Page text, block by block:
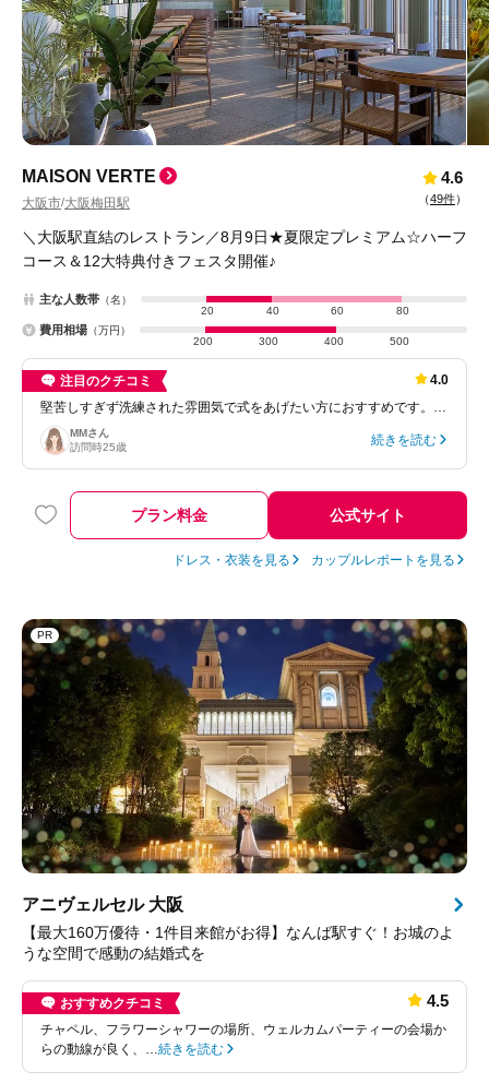
MAISON VERTE
大阪市/大阪梅田駅
4.6
（49件）
＼大阪駅直結のレストラン／8月9日★夏限定プレミアム☆ハーフ
コース＆12大特典付きフェスタ開催♪
主な人数帯 （名）
20
40 60 80
費用相場 （万円）
200
300 400 500
注目のクチコミ
4.0
堅苦しすぎず洗練された雰囲気で式をあげたい方におすすめです。…
MMさん
訪問時25歳 続きを読む
プラン料金 公式サイト
ドレス・衣装を見る カップルレポートを見る
PR
アニヴェルセル 大阪
【最大160万優待・1件目来館がお得】なんば駅すぐ！お城のよ
うな空間で感動の結婚式を
おすすめクチコミ 4.5
チャペル、フラワーシャワーの場所、ウェルカムパーティーの会場か
らの動線が良く、… 続きを読む